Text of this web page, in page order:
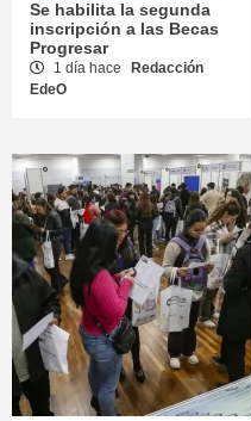
Se habilita la segunda
inscripción a las Becas
Progresar
1 día hace
Redacción
EdeO